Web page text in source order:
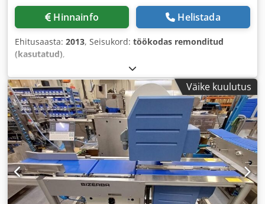
Hinnainfo Helistada
Ehitusaasta: 2013, Seisukord: töökodas remonditud
(kasutatud),
Väike kuulutus